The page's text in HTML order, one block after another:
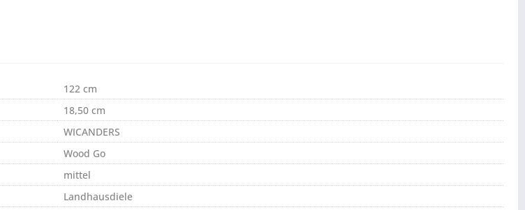
122 cm
18,50 cm
WICANDERS
Wood Go
mittel
Landhausdiele